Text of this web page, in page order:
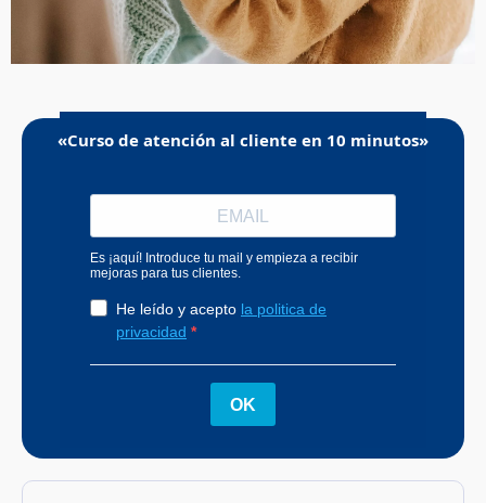
«Curso de atención al cliente en 10 minutos»